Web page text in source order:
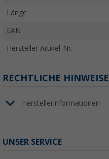
Länge
EAN
Hersteller Artikel-Nr.
RECHTLICHE HINWEISE
Herstellerinformationen
UNSER SERVICE